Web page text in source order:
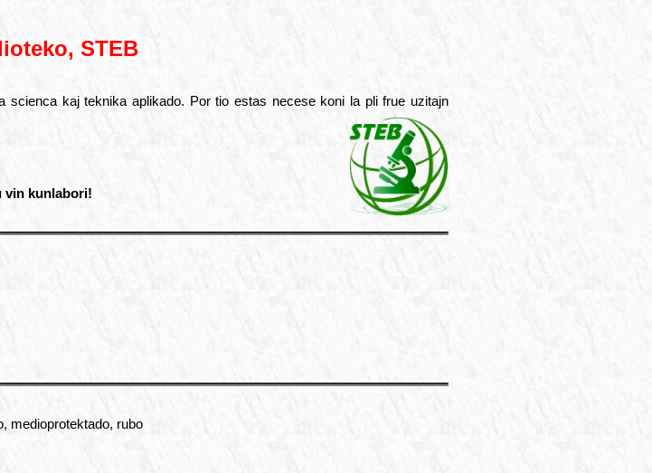
STEB
scienca kaj teknika aplikado. Por tio estas necese koni la pli frue uzitajn
vin kunlabori!
medioprotektado, rubo